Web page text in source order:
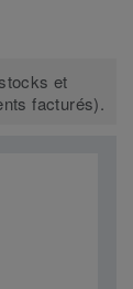
et
facturés).